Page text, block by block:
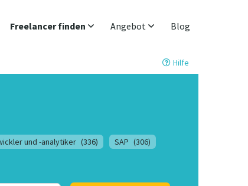
Freelancer finden Angebot Blog
Hilfe
und -analytiker (336) SAP (306)